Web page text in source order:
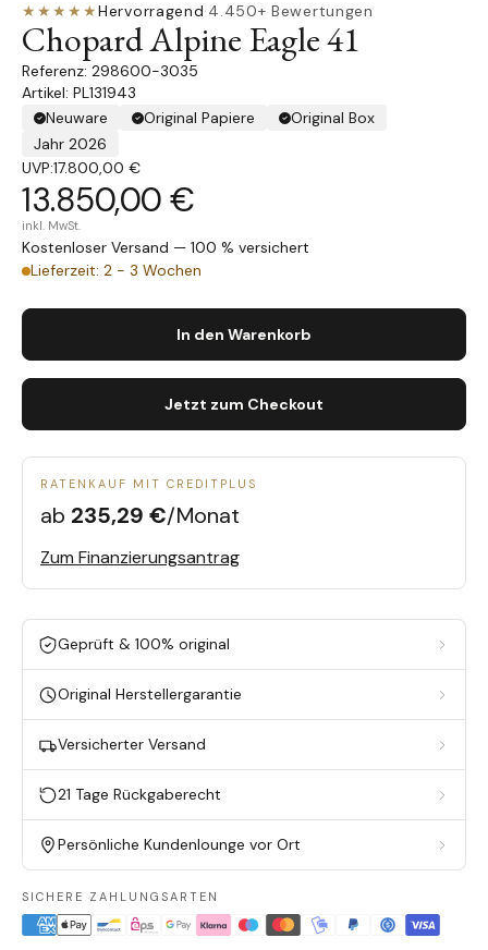
★★★★★Hervorragend·4.450+ Bewertungen
Chopard Alpine Eagle 41
298600-3035
Artikel: PL131943
Neuware
Original Papiere
Original Box
Jahr 2026
UVP:17.800,00 €
13.850,00 €
inkl. MwSt.
Kostenloser Versand — 100 % versichert
Lieferzeit: 2 - 3 Wochen
In den Warenkorb
Jetzt zum Checkout
RATENKAUF MIT CREDITPLUS
ab 235,29 €/Monat
Zum Finanzierungsantrag
Geprüft & 100% original
Original Herstellergarantie
Versicherter Versand
21 Tage Rückgaberecht
Persönliche Kundenlounge vor Ort
SICHERE ZAHLUNGSARTEN